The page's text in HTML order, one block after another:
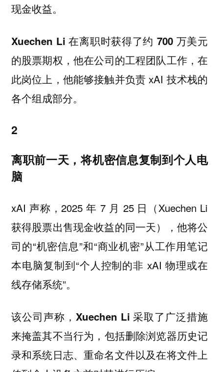
现金收益。
Xuechen Li 在离职时获得了约 700 万美元
的股票期权 ，他在公司的工程团队工作，在
此岗位上，他能够接触并负责 xAI 技术栈的
各个组成部分。
2
离职前一天，将机密信息复制到个人电
脑
xAI 声称，2025 年 7 月 25 日（Xuechen Li
获得股票出售现金收益的同一天），他将公
司的“机密信息”和“商业机密”从工作用笔记
本电脑复制到“个人控制的非 xAI 物理或在
线存储系统”。
该公司声称， Xuechen Li 采取了广泛措施
来掩盖其不当行为 ，包括删除浏览器历史记
录和系统日志、重命名文件以及在将文件上